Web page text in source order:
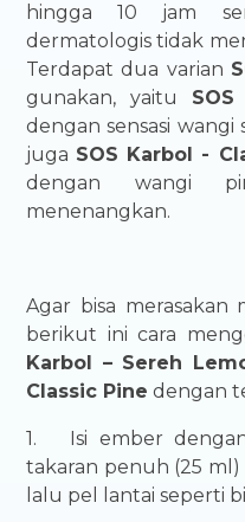
hingga 10 jam
dermatologis tidak
Terdapat dua varian
gunakan, yaitu
dengan sensasi
juga SOS Karbol -
dengan wangi
menenangkan.
Agar bisa merasakan
berikut ini cara
Karbol – Sereh
Classic Pine dengan
1.
Isi ember
takaran penuh (25 ml)
lalu pel lantai seperti